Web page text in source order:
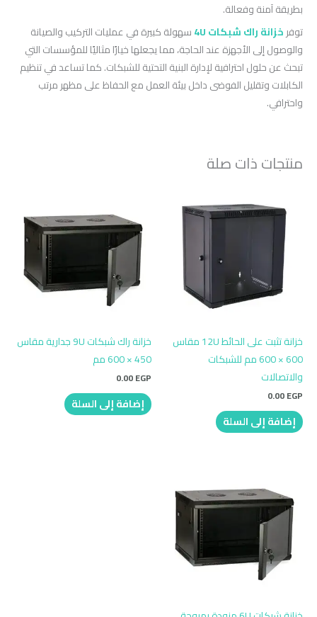
بطريقة آمنة وفعالة.
توفرخزانة راك شبكات 4U
سهولة كبيرة في عمليات التركيب والصيانة
والوصول إلى الأجهزة عند الحاجة، مما يجعلها خيارًا مثاليًا للمؤسسات التي
تبحث عن حلول احترافية لإدارة البنية التحتية للشبكات. كما تساعد في تنظيم
الكابلات وتقليل الفوضى داخل بيئة العمل مع الحفاظ على مظهر مرتب
واحترافي.
منتجات ذات صلة
خزانة تثبت على الحائط 12U مقاس
600 × 600 مم للشبكات
والاتصالات
0.00EGP
إضافة إلى السلة
خزانة راك شبكات 9U جدارية مقاس
450 × 600 مم
0.00EGP
إضافة إلى السلة